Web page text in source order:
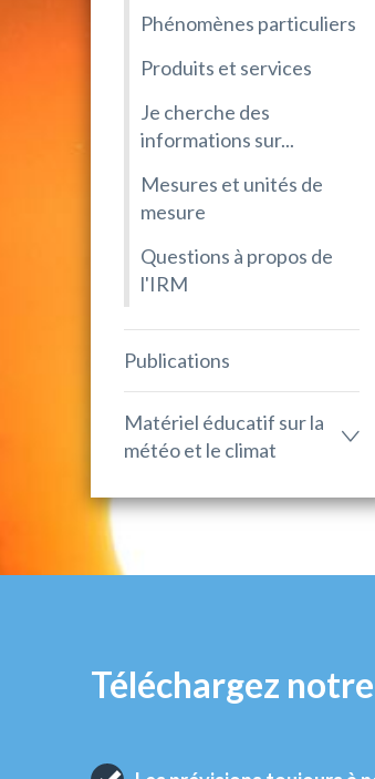
Phénomènes particuliers
Produits et services
Je cherche des
informations sur...
Mesures et unités de
mesure
Questions à propos de
l'IRM
Publications
Matériel éducatif sur la
météo et le climat
Téléchargez